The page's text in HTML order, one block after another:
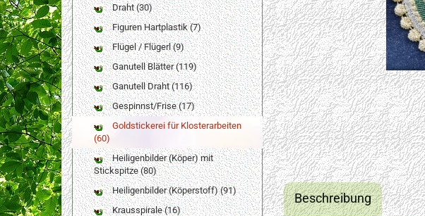
Beschreibung
Draht (30)
Figuren Hartplastik (7)
Flügel / Flügerl (9)
Ganutell Blätter (119)
Ganutell Draht (116)
Gespinnst/Frise (17)
Goldstickerei für Klosterarbeiten
(60)
Heiligenbilder (Köper) mit
Stickspitze (80)
Heiligenbilder (Köperstoff) (91)
Krausspirale (16)